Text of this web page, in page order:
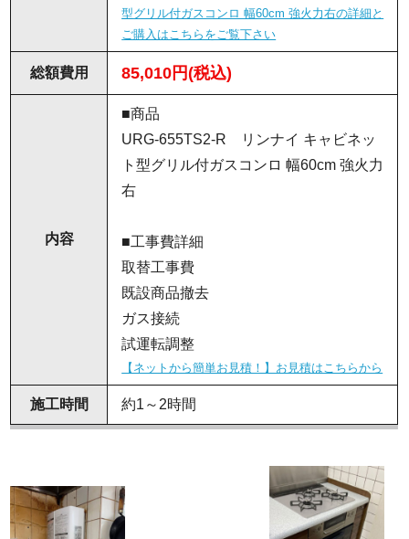
型グリル付ガスコンロ 幅60cm 強火力右の詳細と
ご購入はこちらをご覧下さい
総額費用 85,010円(税込)
内容
■商品
URG-655TS2-R リンナイ キャビネッ
ト型グリル付ガスコンロ 幅60cm 強火力
右
■工事費詳細
取替工事費
既設商品撤去
ガス接続
試運転調整
【ネットから簡単お見積！】お見積はこちらから
施工時間 約1～2時間